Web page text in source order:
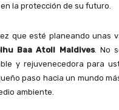
la protección de su futuro.
que esté planeando unas
Baa Atoll Maldives. No
y rejuvenecedora para
paso hacia un mundo
ambiente.